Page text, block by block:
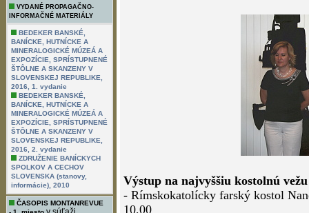
VYDANÉ PROPAGAČNO-
INFORMAČNÉ MATERIÁLY
BEDEKER BANSKÉ,
BANÍCKE, HUTNÍCKE A
MINERALOGICKÉ MÚZEÁ A
EXPOZÍCIE, SPRÍSTUPNENÉ
ŠTÔLNE A SKANZENY V
SLOVENSKEJ REPUBLIKE,
2016, 1. vydanie
BEDEKER BANSKÉ,
BANÍCKE, HUTNÍCKE A
MINERALOGICKÉ MÚZEÁ A
EXPOZÍCIE, SPRÍSTUPNENÉ
ŠTÔLNE A SKANZENY V
SLOVENSKEJ REPUBLIKE,
2016, 2. vydanie
ZDRUŽENIE BANÍCKYCH
SPOLKOV A CECHOV
SLOVENSKA (stanovy,
informácie), 2010
ČASOPIS MONTANREVUE
Výstup na najvyššiu kostolnú
- Rímskokatolícky farský kostol
10,00